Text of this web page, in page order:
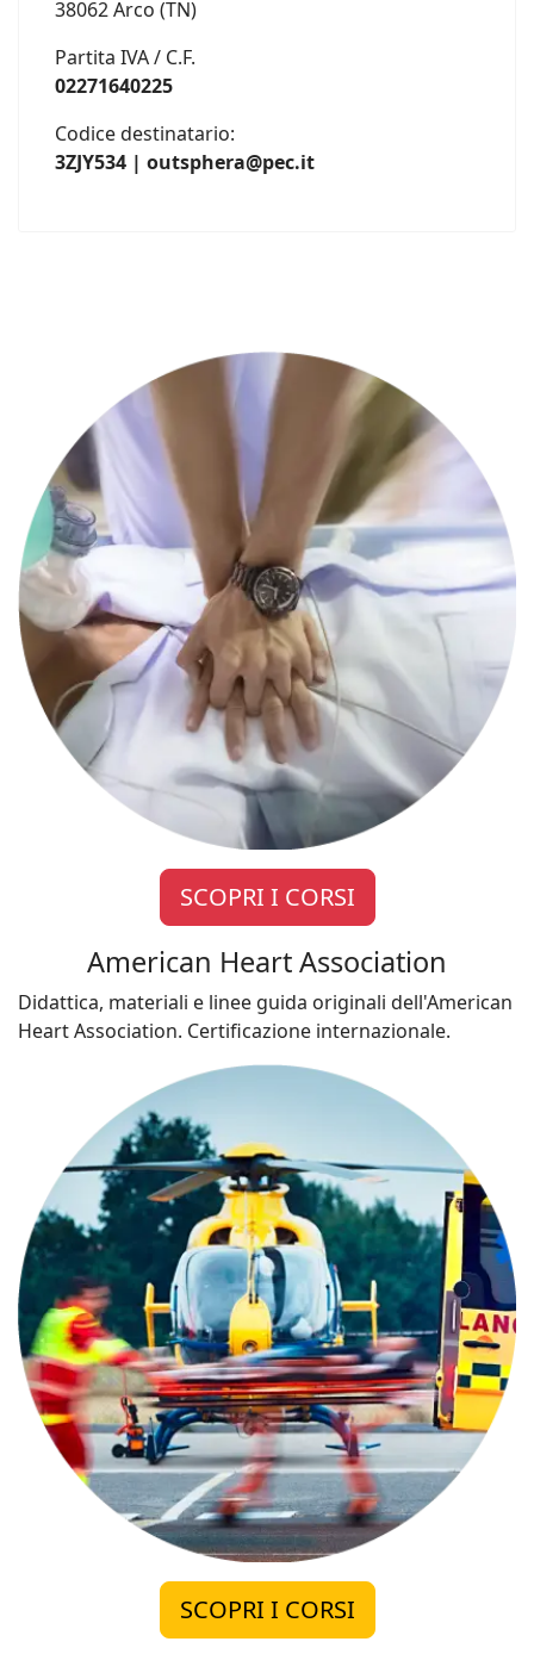
38062 Arco (TN)
Partita IVA / C.F.
02271640225
Codice destinatario:
3ZJY534 | outsphera@pec.it
SCOPRI I CORSI
American Heart Association
Didattica, materiali e linee guida originali dell'American
Heart Association. Certificazione internazionale.
SCOPRI I CORSI